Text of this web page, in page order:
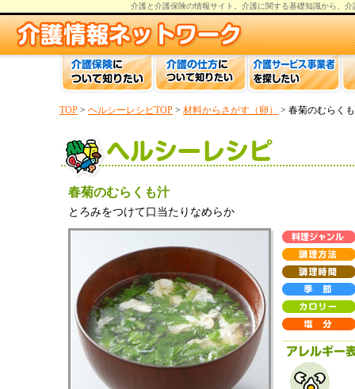
介護と介護保険の情報サイト。 介護に関する基礎知識から、 介
TOP > ヘルシーレシピTOP > 材料からさがす（卵） > 春菊のむらく
春菊のむらくも汁
とろみをつけて口当たりなめらか